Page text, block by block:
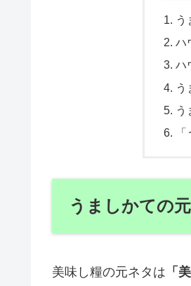
う
ハ
ハ
う
う
うましかての
美味し糧の元ネタは 「